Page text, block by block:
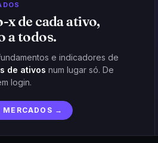
x de cada ativo,
a todos.
e indicadores de
de ativos num lugar só. De
login.
MERCADOS →